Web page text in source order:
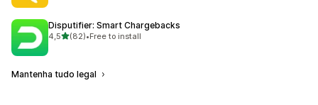
Disputifier: Smart Chargebacks
4,5de 5 estrelas
(82)
82 total de avaliações
•Free to install
Mantenha tudo legal